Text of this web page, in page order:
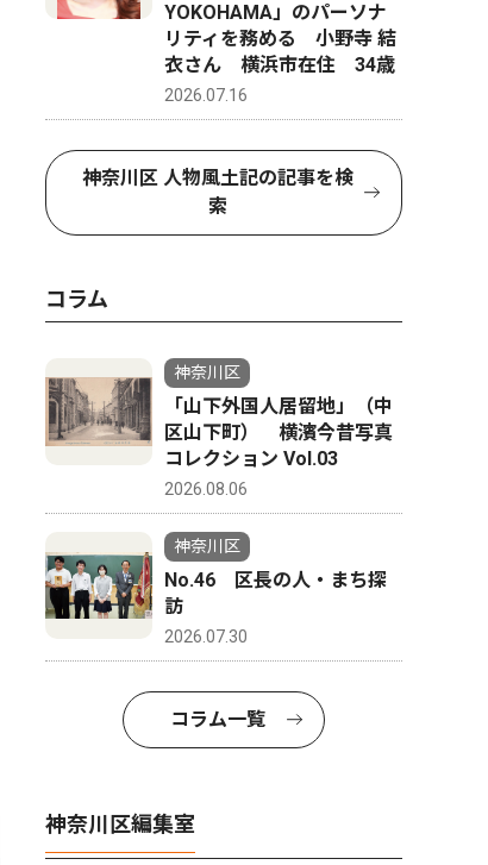
4
YOKOHAMA」のパーソナ
リティを務める 小野寺 結
衣さん 横浜市在住 34歳
2026.07.16
神奈川区 人物風土記の記事を検
索
コラム
神奈川区
「山下外国人居留地」（中
区山下町） 横濱今昔写真
コレクション Vol.03
2026.08.06
神奈川区
No.46 区長の人・まち探
訪
2026.07.30
コラム一覧
神奈川区編集室